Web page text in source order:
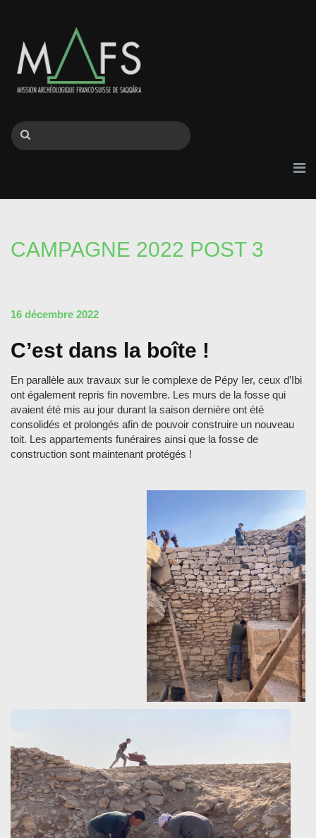
CAMPAGNE 2022 POST 3
16 décembre 2022
C’est dans la boîte !
En parallèle aux travaux sur le complexe de Pépy Ier, ceux d’Ibi
ont également repris fin novembre. Les murs de la fosse qui
avaient été mis au jour durant la saison dernière ont été
consolidés et prolongés afin de pouvoir construire un nouveau
toit. Les appartements funéraires ainsi que la fosse de
construction sont maintenant protégés !